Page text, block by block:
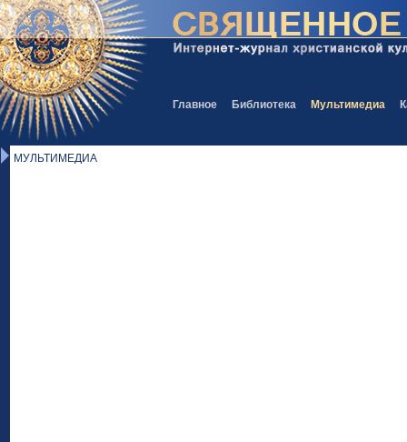
Главное Библиотека Мультимедиа
МУЛЬТИМЕДИА